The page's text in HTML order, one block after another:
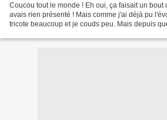
Coucou tout le monde ! Eh oui, ça faisait un bout
avais rien présenté ! Mais comme j'ai déjà pu
tricote beaucoup et je couds peu. Mais depuis